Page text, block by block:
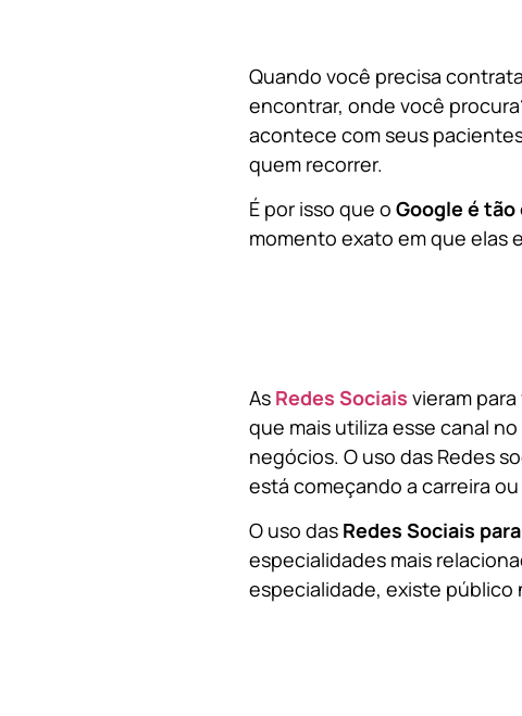
Quando você precisa
encontrar, onde você
acontece com seus
quem recorrer.
É por isso que o Google é
momento exato em que elas
As Redes Sociais vieram
que mais utiliza esse canal
negócios. O uso das Redes
está começando a carreira
O uso das Redes Sociais
especialidades mais
especialidade, existe público